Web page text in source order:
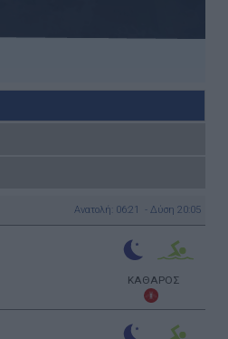
Ανατολή: 06:21 - Δύση 20:05
ΚΑΘΑΡΟΣ